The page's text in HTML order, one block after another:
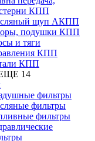
КПП
щуп АКПП
подушки КПП
и тяги
КПП
КПП
14
фильтры
фильтры
фильтры